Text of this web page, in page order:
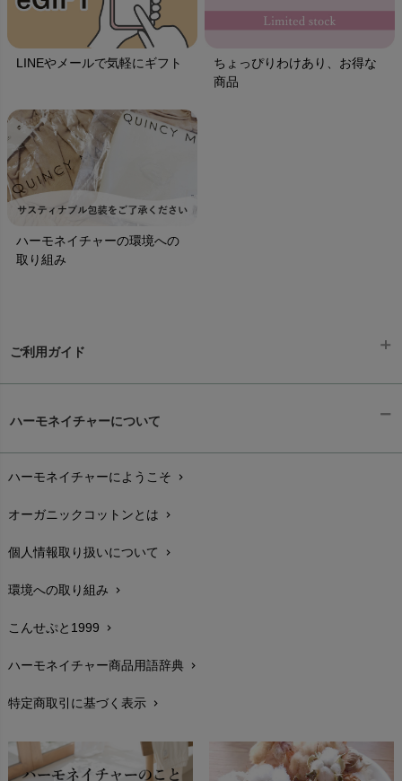
LINEやメールで気軽にギフト
ちょっぴりわけあり、お得な
商品
ハーモネイチャーの環境への
取り組み
ご利用ガイド
配送と送料chevron_right
在庫状況と発送予定chevron_right
サイズ・寸法chevron_right
生地・素材chevron_right
お手入れについて
レビューを書こうchevron_right
返品交換chevron_right
FAXでのご注文
ハーモネイチャーについて
ハーモネイチャーにようこそ chevron_right
オーガニックコットンとは chevron_right
個人情報取り扱いについて chevron_right
環境への取り組み chevron_right
こんせぷと1999 chevron_right
ハーモネイチャー商品用語辞典 chevron_right
特定商取引に基づく表示 chevron_right